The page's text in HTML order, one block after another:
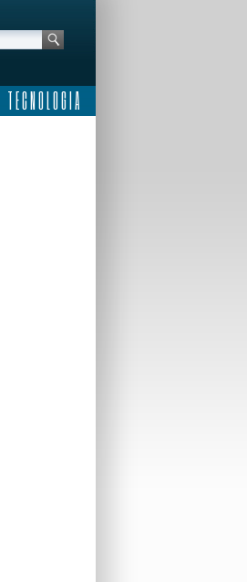
T E C N O L O G I A